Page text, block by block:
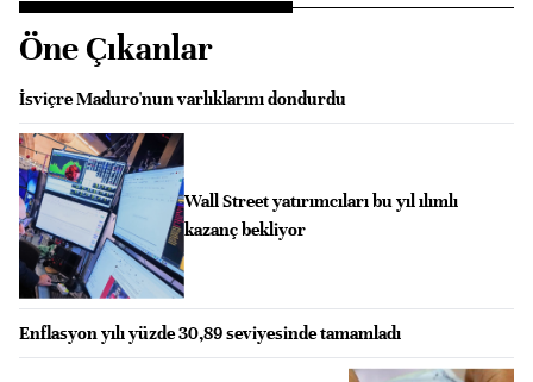
Öne Çıkanlar
İsviçre Maduro'nun varlıklarını dondurdu
Wall Street yatırımcıları bu yıl ılımlı
kazanç bekliyor
Enflasyon yılı yüzde 30,89 seviyesinde tamamladı